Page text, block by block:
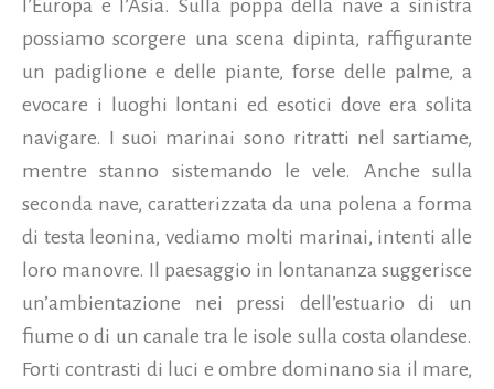
l’Europa e l’Asia. Sulla poppa della nave a sinistra
possiamo scorgere una scena dipinta, raffigurante
un padiglione e delle piante, forse delle palme, a
evocare i luoghi lontani ed esotici dove era solita
navigare. I suoi marinai sono ritratti nel sartiame,
mentre stanno sistemando le vele. Anche sulla
seconda nave, caratterizzata da una polena a forma
di testa leonina, vediamo molti marinai, intenti alle
loro manovre. Il paesaggio in lontananza suggerisce
un’ambientazione nei pressi dell’estuario di un
fiume o di un canale tra le isole sulla costa olandese.
Forti contrasti di luci e ombre dominano sia il mare,